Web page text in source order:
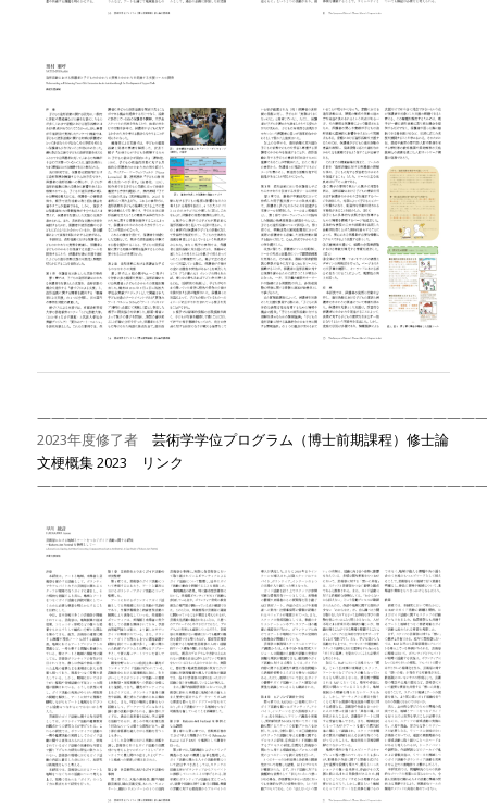
2023年度修了者 芸術学学位プログラム（博士前期課程）修士論
文梗概集 2023 リンク